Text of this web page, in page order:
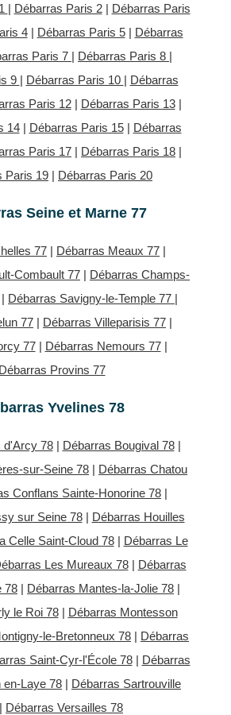
| Débarras Paris 2| Débarras Paris
4| Débarras Paris 5| Débarras
Paris 7 | Débarras Paris 8 |
9 | Débarras Paris 10 | Débarras
Paris 12| Débarras Paris 13|
14| Débarras Paris 15| Débarras
Paris 17 | Débarras Paris 18 |
Paris 19 | Débarras Paris 20
Seine et Marne 77
77 | Débarras Meaux 77 |
Combault 77 | Débarras Champs-
| Débarras Savigny-le-Temple 77 |
77 | Débarras Villeparisis 77 |
77| Débarras Nemours 77|
Débarras Provins 77
Yvelines 78
d'Arcy 78| Débarras Bougival 78|
sur-Seine 78 | Débarras Chatou
Conflans Sainte-Honorine 78 |
sur Seine 78| Débarras Houilles
Celle Saint-Cloud 78| Débarras Le
Les Mureaux 78| Débarras
78 | Débarras Mantes-la-Jolie 78 |
le Roi 78| Débarras Montesson
le-Bretonneux 78 | Débarras
Saint-Cyr-l'École 78| Débarras
en-Laye 78 | Débarras Sartrouville
| Débarras Versailles 78